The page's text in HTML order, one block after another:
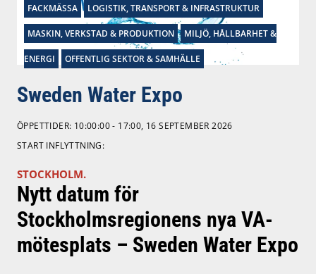
FACKMÄSSA LOGISTIK, TRANSPORT & INFRASTRUKTUR
MASKIN, VERKSTAD & PRODUKTION MILJÖ, HÅLLBARHET &
ENERGI OFFENTLIG SEKTOR & SAMHÄLLE
Sweden Water Expo
ÖPPETTIDER: 10:00:00 - 17:00, 16 SEPTEMBER 2026
START INFLYTTNING:
STOCKHOLM.
Nytt datum för
Stockholmsregionens nya VA-
mötesplats – Sweden Water Expo